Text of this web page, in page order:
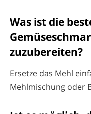
Was ist die
zuzubereiten?
Ersetze das Mehl
Mehlmischung oder